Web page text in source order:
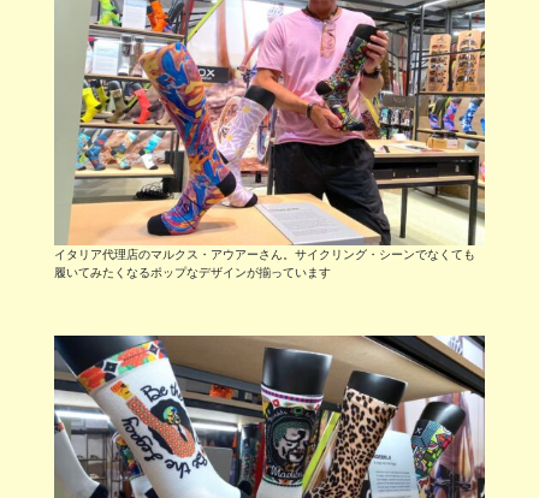
イタリア代理店のマルクス・アウアーさん。サイクリング・シーンでなくても
履いてみたくなるポップなデザインが揃っています